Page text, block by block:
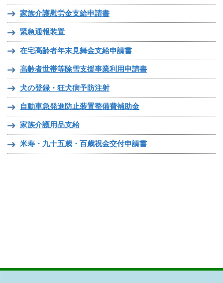
家族介護慰労金支給申請書
緊急通報装置
在宅高齢者年末見舞金支給申請書
高齢者世帯等除雪支援事業利用申請書
犬の登録・狂犬病予防注射
自動車急発進防止装置整備費補助金
家族介護用品支給
米寿・九十五歳・百歳祝金交付申請書